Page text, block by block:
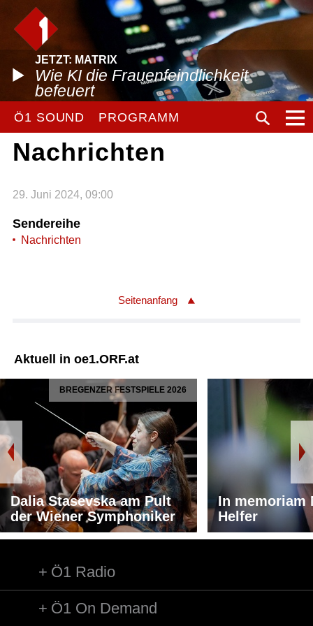
JETZT: MATRIX
Wie KI die Frauenfeindlichkeit
befeuert
Ö1 SOUND PROGRAMM
Nachrichten
29. Juni 2024, 09:00
Sendereihe
Nachrichten
Seitenanfang
Aktuell in oe1.ORF.at
BREGENZER FESTSPIELE 2026
Dalia Stasevska am Pult
der Wiener Symphoniker
In memoriam
Helfer
Ö1 Radio
Ö1 On Demand